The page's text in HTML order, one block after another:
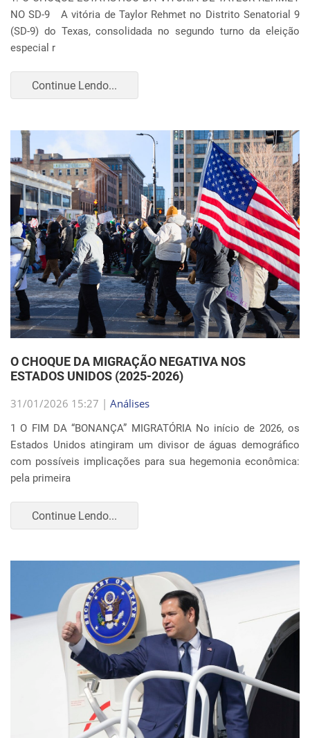
NO SD-9 A vitória de Taylor Rehmet no Distrito Senatorial 9
(SD-9) do Texas, consolidada no segundo turno da eleição
especial r
Continue Lendo...
O CHOQUE DA MIGRAÇÃO NEGATIVA NOS
ESTADOS UNIDOS (2025-2026)
31/01/2026 15:27 | Análises
1 O FIM DA “BONANÇA” MIGRATÓRIA No início de 2026, os
Estados Unidos atingiram um divisor de águas demográfico
com possíveis implicações para sua hegemonia econômica:
pela primeira
Continue Lendo...